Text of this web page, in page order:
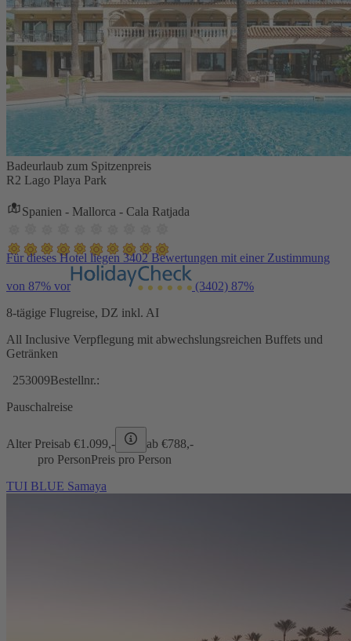
Badeurlaub zum Spitzenpreis
R2 Lago Playa Park
Spanien - Mallorca - Cala Ratjada
Für dieses Hotel liegen 3402 Bewertungen mit einer Zustimmung
von 87% vor (3402) 87%
8-tägige Flugreise, DZ inkl. AI
All Inclusive Verpflegung mit abwechslungsreichen Buffets und
Getränken
253009Bestellnr.:
Pauschalreise
Alter Preisab €1.099,- ab €788,-
pro PersonPreis pro Person
TUI BLUE Samaya